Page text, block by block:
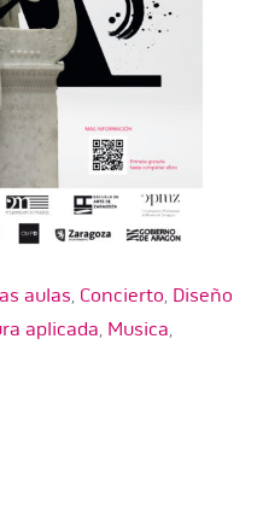
aulas, Concierto, Diseño
aplicada, Musica,